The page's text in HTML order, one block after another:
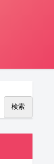
検索